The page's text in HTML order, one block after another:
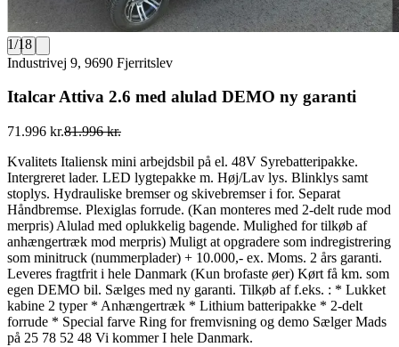
1/18
Industrivej 9, 9690 Fjerritslev
Italcar Attiva 2.6 med alulad DEMO ny garanti
71.996 kr.81.996 kr.
Kvalitets Italiensk mini arbejdsbil på el. 48V Syrebatteripakke.
Intergreret lader. LED lygtepakke m. Høj/Lav lys. Blinklys samt
stoplys. Hydrauliske bremser og skivebremser i for. Separat
Håndbremse. Plexiglas forrude. (Kan monteres med 2-delt rude mod
merpris) Alulad med oplukkelig bagende. Mulighed for tilkøb af
anhængertræk mod merpris) Muligt at opgradere som indregistrering
som minitruck (nummerplader) + 10.000,- ex. Moms. 2 års garanti.
Leveres fragtfrit i hele Danmark (Kun brofaste øer) Kørt få km. som
egen DEMO bil. Sælges med ny garanti. Tilkøb af f.eks. : * Lukket
kabine 2 typer * Anhængertræk * Lithium batteripakke * 2-delt
forrude * Special farve Ring for fremvisning og demo Sælger Mads
på 25 78 52 48 Vi kommer I hele Danmark.